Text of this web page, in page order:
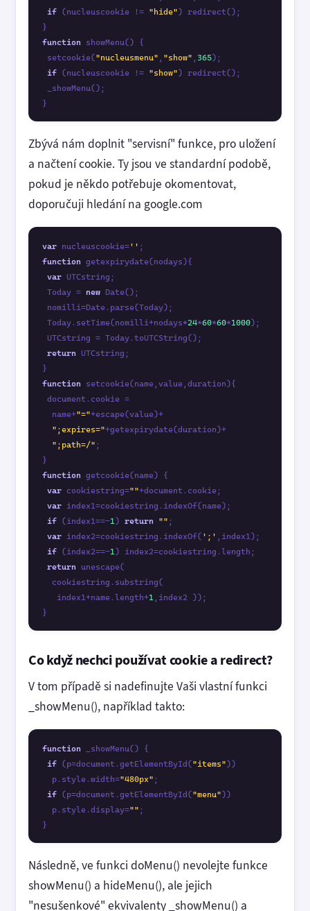
if (nucleuscookie != "hide") redirect();
function showMenu() {
setcookie("nucleusmenu" "show" 365);
if (nucleuscookie != "show") redirect();
_showMenu();
}
Zbývá nám doplnit "servisní" funkce, pro uložení
a načtení cookie. Ty jsou ve standardní podobě,
pokud je někdo potřebuje okomentovat,
doporučuji hledání na google.com
var nucleuscookie=''
function getexpirydate(nodays){
var UTCstring;
Today = new Date();
nomilli=Date.parse(Today);
Today.setTime(nomilli+nodays*24*60*60*1000);
UTCstring = Today.toUTCString();
return UTCstring;
function setcookie(name,value,duration){
document.cookie =
  name+
"="+escape(value)+
";expires="+getexpirydate(duration)+
";path=/" ;
function getcookie(name) {
var cookiestring=""+document.cookie;
var index1=cookiestring.indexOf(name);
if (index1==-1) return "" ;
var index2=cookiestring.indexOf( ';' ,index1);
if (index2==-1) index2=cookiestring.length;
return unescape(
  cookiestring.substring(
   index1+name.length+
1 ,index2 ));
}
Co když nechci používat cookie a redirect?
V tom případě si nadefinujte Vaši vlastní funkci
_showMenu(), například takto:
function _showMenu() {
if (p=document.getElementById("items"))
  p.style.width=
"480px" ;
if (p=document.getElementById("menu"))
  p.style.display=
"" ;
Následně, ve funkci doMenu() nevolejte funkce
showMenu() a hideMenu(), ale jejich
"nesušenkové" ekvivalenty _showMenu() a